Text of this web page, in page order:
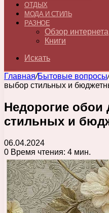
ОТДЫХ
МОДА И СТИЛЬ
РАЗНОЕ
Обзор интернета
Книги
Искать
Главная/Бытовые вопросы/
выбор стильных и
Недорогие обои
стильных и
06.04.2024
0 Время чтения: 4 мин.